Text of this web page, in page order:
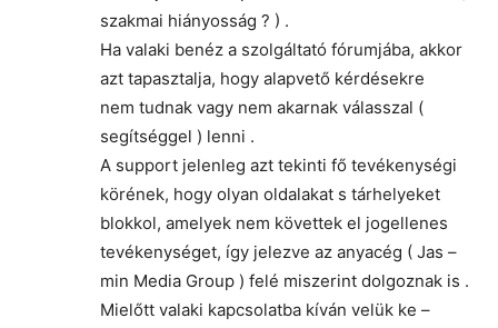
szakmai hiányosság ? ) .
Ha valaki benéz a szolgáltató fórumjába, akkor
azt tapasztalja, hogy alapvető kérdésekre
nem tudnak vagy nem akarnak válasszal (
segítséggel ) lenni .
A support jelenleg azt tekinti fő tevékenységi
körének, hogy olyan oldalakat s tárhelyeket
blokkol, amelyek nem követtek el jogellenes
tevékenységet, így jelezve az anyacég ( Jas –
min Media Group ) felé miszerint dolgoznak is .
Mielőtt valaki kapcsolatba kíván velük ke –